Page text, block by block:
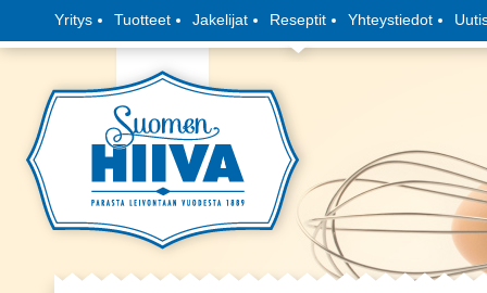
Yritys Tuotteet Jakelijat Reseptit Yhteystiedot